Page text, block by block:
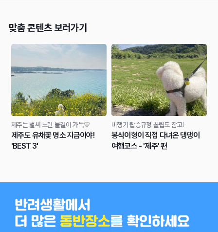
맞춤 콘텐츠 보러가기
제주는 벌써 노란 물결이 가득💛
제주도 유채꽃 명소 지금이야!
'BEST 3'
비행기 탑승규정 꿀팁도 참고!
봉식이형이 직접 다녀온 댕댕이
여행코스 - '제주' 편